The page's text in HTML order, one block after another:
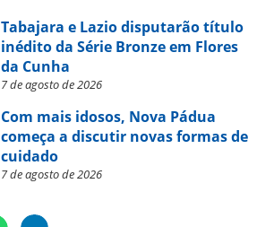
Tabajara e Lazio disputarão título
inédito da Série Bronze em Flores
da Cunha
7 de agosto de 2026
Com mais idosos, Nova Pádua
começa a discutir novas formas de
cuidado
7 de agosto de 2026